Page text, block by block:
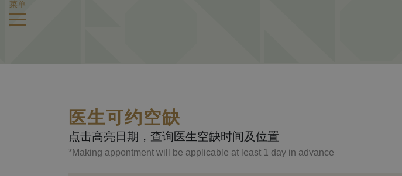
菜单
医生可约空缺
点击高亮日期，查询医生空缺时间及位置
*Making appontment will be applicable at least 1 day in advance